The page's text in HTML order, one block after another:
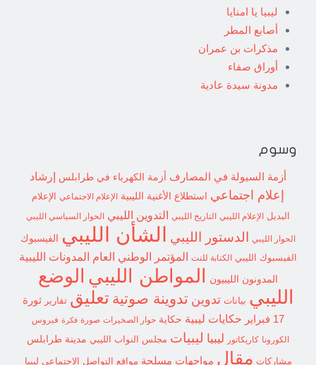
ليبيا يا امنايا
أصابع المطر
مذكرات بن عمران
أوراق صفاء
مدونة سيدة عادية
وسوم
أزمة السيولة في المصارف أزمة الكهرباء في طرابلس إرشاد
إعلام اجتماعي استطلاع الأغنية الليبية الإعلام الاجتماعي
الإعلام
البديل الإعلام الليبي التاريخ الليبي التدوين الليبي الحوار السياسي الليبي
الحوار الليبي الدستور الليبي الشأن الليبي الفيسبوك
الفيسبوك الليبي الكتابة للنت المؤتمر الوطني العام المدونات الليبية
المدونون الليبيون المواطن الليبي الوضع
الليبي بيانات تدوين تدوينة صوتية تعليق تقارير
ثورة
17 فبراير
حكايات ليبية حكاية حوار الصخيرات صورة فكرة فيروس
الكورونا كاريكاتور ليبيا ليبيات مجلس النواب الليبي مدينة طرابلس
مشاركات مقال مواجهات مسلحة مواقع التواصل الاجتماعي ليبيا